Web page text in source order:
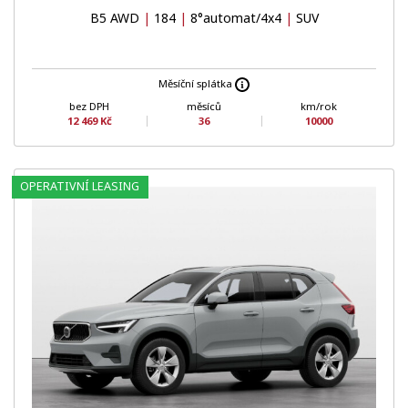
B5 AWD | 184 | 8°automat/4x4 | SUV
Měsíční splátka
bez DPH
měsíců
km/rok
12 469 Kč
36 10000
OPERATIVNÍ LEASING